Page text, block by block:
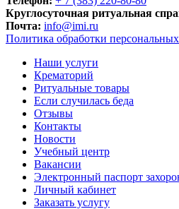
Круглосуточная ритуальная
Почта: info@imi.ru
Политика обработки
Наши услуги
Крематорий
Ритуальные товары
Если случилась беда
Отзывы
Контакты
Новости
Учебный центр
Вакансии
Электронный паспорт
Личный кабинет
Заказать услугу